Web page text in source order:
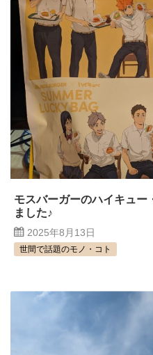
モスバーガーのハイキュー
ました♪
2025年8月13日
世間で話題のモノ・コト